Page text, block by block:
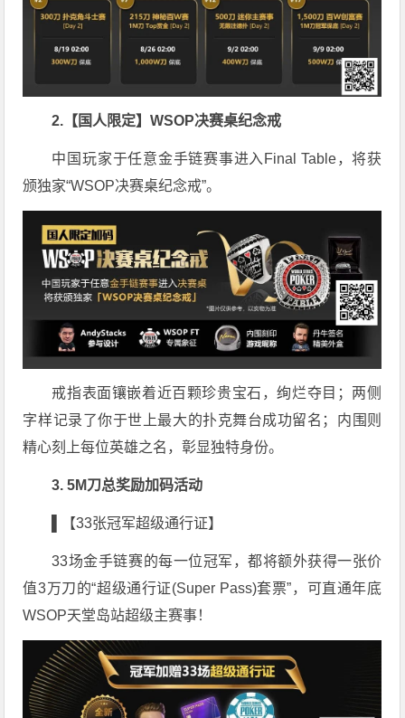
2.【国人限定】WSOP决赛桌纪念戒
中国玩家于任意金手链赛事进入Final Table，将获
颁独家“WSOP决赛桌纪念戒”。
戒指表面镶嵌着近百颗珍贵宝石，绚烂夺目；两侧
字样记录了你于世上最大的扑克舞台成功留名；内围则
精心刻上每位英雄之名，彰显独特身份。
3. 5M刀总奖励加码活动
▌【33张冠军超级通行证】
33场金手链赛的每一位冠军，都将额外获得一张价
值3万刀的“超级通行证(Super Pass)套票”，可直通年底
WSOP天堂岛站超级主赛事！